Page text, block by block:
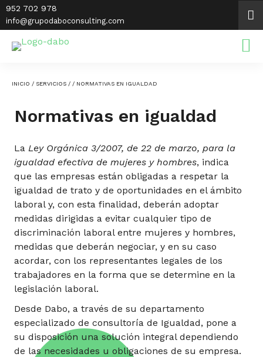
Saltar
al
952 702 978
info@grupodaboconsulting.com
INICIO / SERVICIOS / / NORMATIVAS EN IGUALDAD
Normativas en igualdad
La Ley Orgánica 3/2007, de 22 de marzo, para la
igualdad efectiva de mujeres y hombres, indica
que las empresas están obligadas a respetar la
igualdad de trato y de oportunidades en el ámbito
laboral y, con esta finalidad, deberán adoptar
medidas dirigidas a evitar cualquier tipo de
discriminación laboral entre mujeres y hombres,
medidas que deberán negociar, y en su caso
acordar, con los representantes legales de los
trabajadores en la forma que se determine en la
legislación laboral.
Desde Dabo, a través de su departamento
especializado de consultoría de Igualdad, pone a
su disposición una solución integral dependiendo
de las necesidades u obligaciones de su empresa.